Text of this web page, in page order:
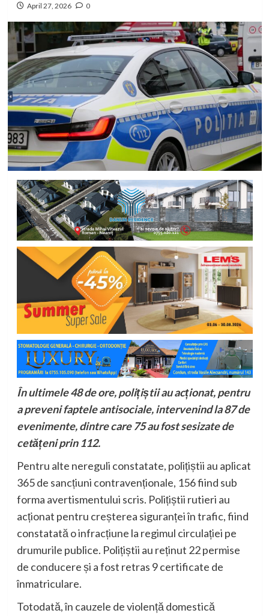
April 27, 2026 0
În ultimele 48 de ore, polițiștii au acționat, pentru
a preveni faptele antisociale, intervenind la 87 de
evenimente, dintre care 75 au fost sesizate de
cetățeni prin 112.
Pentru alte nereguli constatate, polițiștii au aplicat
365 de sancțiuni contravenționale, 156 fiind sub
forma avertismentului scris. Polițiștii rutieri au
acționat pentru creșterea siguranței în trafic, fiind
constatată o infracțiune la regimul circulației pe
drumurile publice. Polițiștii au reținut 22 permise
de conducere și a fost retras 9 certificate de
înmatriculare.
Totodată, în cauzele de violență domestică